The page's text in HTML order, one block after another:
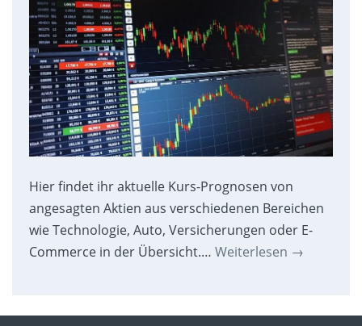
Hier findet ihr aktuelle Kurs-Prognosen von
angesagten Aktien aus verschiedenen Bereichen
wie Technologie, Auto, Versicherungen oder E-
Commerce in der Übersicht.… Weiterlesen →